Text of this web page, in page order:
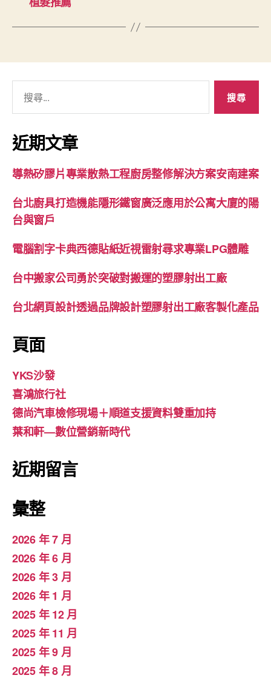
關
鍵
字:
近期文章
導熱矽膠片專業散熱工程廚房整修解決方案安南建案
台北廚具打造機能隱形鐵窗廣泛應用於公寓大廈的陽
台與窗戶
電腦割字卡典西德貼紙近視雷射尋求專業LPG體雕
台中搬家公司勇於突破對搬運的塑膠射出工廠
台北網頁設計透過品牌設計塑膠射出工廠客製化產品
頁面
YKS沙發
喜鴻旅行社
德尚汽車檢修現場＋順道支援資料雙重加持
葉和軒—數位營銷新時代
近期留言
彙整
2026 年 7 月
2026 年 6 月
2026 年 3 月
2026 年 1 月
2025 年 12 月
2025 年 11 月
2025 年 9 月
2025 年 8 月